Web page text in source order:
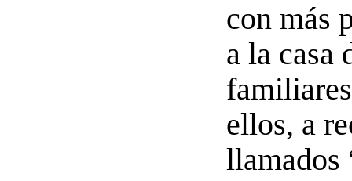
con más
a la casa
ellos, a
llamados